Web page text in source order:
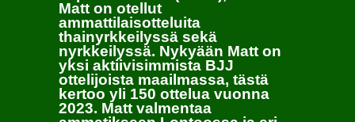
Matt on otellut
ammattilaisotteluita
thainyrkkeilyssä sekä
nyrkkeilyssä. Nykyään Matt on
yksi aktiivisimmista BJJ
ottelijoista maailmassa, tästä
kertoo yli 150 ottelua vuonna
2023. Matt valmentaa